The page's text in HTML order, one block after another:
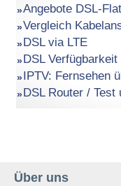
Angebote DSL-
Vergleich
DSL via LTE
DSL Verfügbarkeit
IPTV: Fernsehen
DSL Router / Test
Über uns